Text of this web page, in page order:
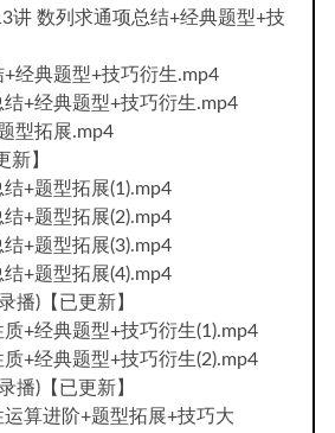
讲 数列求通项总结+经典题型+技
经典题型+技巧衍生.mp4
+经典题型+技巧衍生.mp4
型拓展.mp4
新】
+题型拓展(1).mp4
+题型拓展(2).mp4
+题型拓展(3).mp4
+题型拓展(4).mp4
播)【已更新】
+经典题型+技巧衍生(1).mp4
+经典题型+技巧衍生(2).mp4
播)【已更新】
算进阶+题型拓展+技巧大